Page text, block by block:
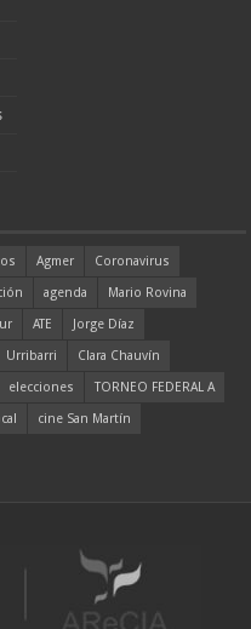
Agmer
Coronavirus
agenda
Mario Rovina
ATE
Jorge Díaz
Urribarri
Clara Chauvín
elecciones
TORNEO FEDERAL A
cine San Martín